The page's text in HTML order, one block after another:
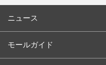
ニュース
モールガイド